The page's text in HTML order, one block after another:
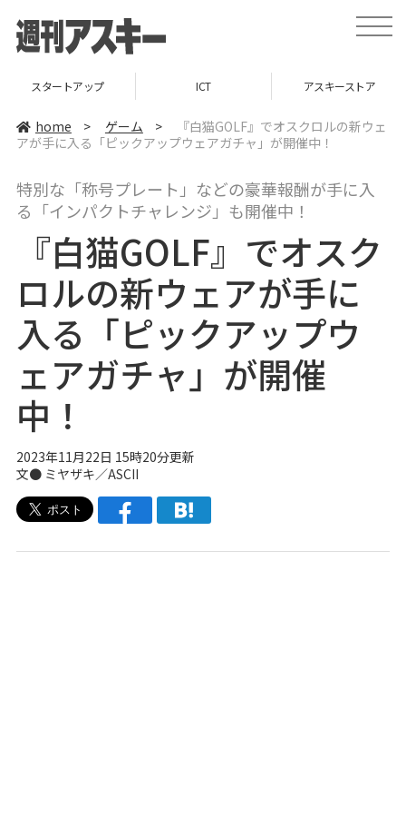
t
o
e
v
i
スタートアップ ICT アスキーストア
home > ゲーム >
『白猫GOLF』でオスクロルの新ウェ
アが手に入る「ピックアップウェアガチャ」が開催中！
特別な「称号プレート」などの豪華報酬が手に入
る「インパクトチャレンジ」も開催中！
『白猫GOLF』でオスク
ロルの新ウェアが手に
入る「ピックアップウ
ェアガチャ」が開催
中！
2023年11月22日 15時20分更新
文● ミヤザキ／ASCII